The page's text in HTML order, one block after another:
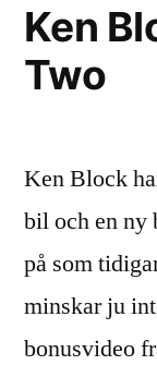
Ken
Two
Ken Block
bil och en ny
på som
minskar ju
bonusvideo